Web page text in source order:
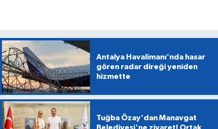
Antalya Havalimanı'nda hasar
gören radar direği yeniden
hizmette
Tuğba Özay'dan Manavgat